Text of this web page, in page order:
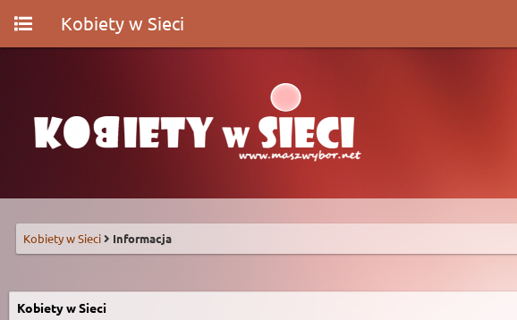
Kobiety w Sieci
Kobiety w Sieci Informacja
Kobiety w Sieci